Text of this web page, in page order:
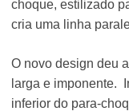
choque, estilizado
cria uma linha
O novo design deu
larga e imponente.
inferior do para-